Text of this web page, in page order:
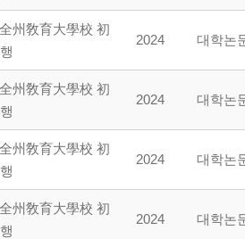
州敎育大學校 初
2024 대학논
州敎育大學校 初
2024 대학논
州敎育大學校 初
2024 대학논
州敎育大學校 初
2024 대학논